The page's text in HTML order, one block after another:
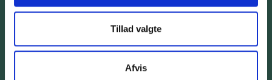
Tillad valgte
Afvis